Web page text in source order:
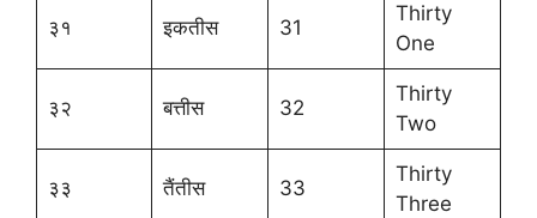
३१ इकतीस 31
Thirty
One
३२ बत्तीस 32
Thirty
Two
३३ तैंतीस 33
Thirty
Three